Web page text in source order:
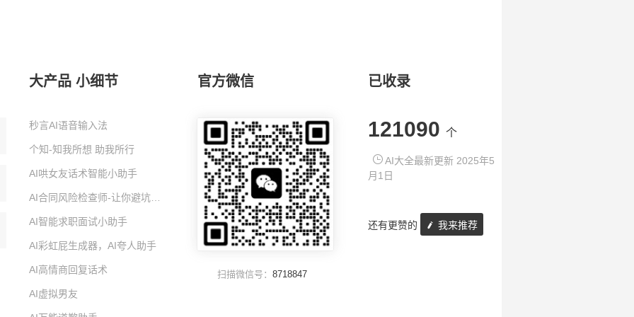
大产品 小细节
秒言AI语音输入法
个知-知我所想 助我所行
AI哄女友话术智能小助手
AI智能求职面试小助手
AI彩虹屁生成器，AI夸人助手
AI高情商回复话术
AI虚拟男友
官方微信
扫描微信号： 8718847
已收录
121090 个
AI大全最新更新 2025年5
月1日
还有更赞的 我来推荐